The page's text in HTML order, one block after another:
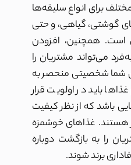
برای انواع سلیقه‌ها
گوشتی، گیاهی، و حتی
است. همچنین، افزودن
می‌تواند مشتریان را
شخصیتی منحصر به
باید در اولویت قرار
باشد که از نظر کیفیت
هستند. غذاهای خوشمزه
را به بازگشت دوباره
برند شوند.